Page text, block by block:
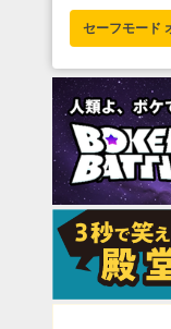
セーフモード